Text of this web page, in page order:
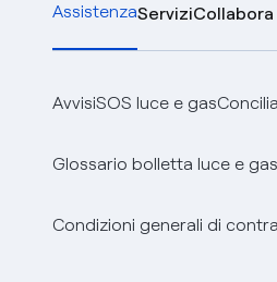
AssistenzaServizi
AvvisiSOS luce e gas
Glossario bolletta luce e gas
Condizioni generali di